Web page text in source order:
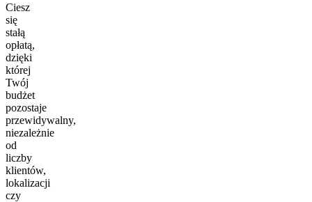
Ciesz
się
stałą
opłatą,
dzięki
której
Twój
budżet
pozostaje
przewidywalny,
niezależnie
od
liczby
klientów,
lokalizacji
czy